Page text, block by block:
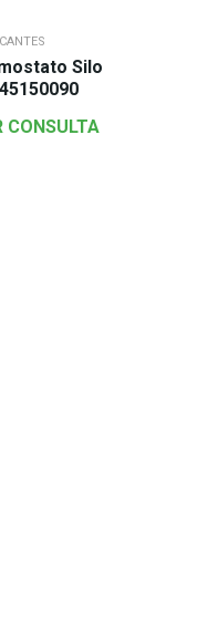
Silo
CONSULTA